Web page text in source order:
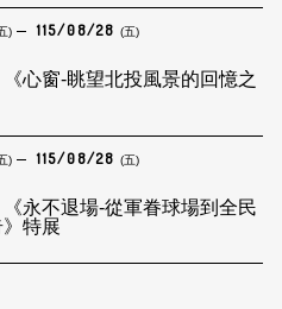
) 115/08/28 (五)
心窗-眺望北投風景的回憶之
) 115/08/28 (五)
永不退場-從軍眷球場到全民
特展